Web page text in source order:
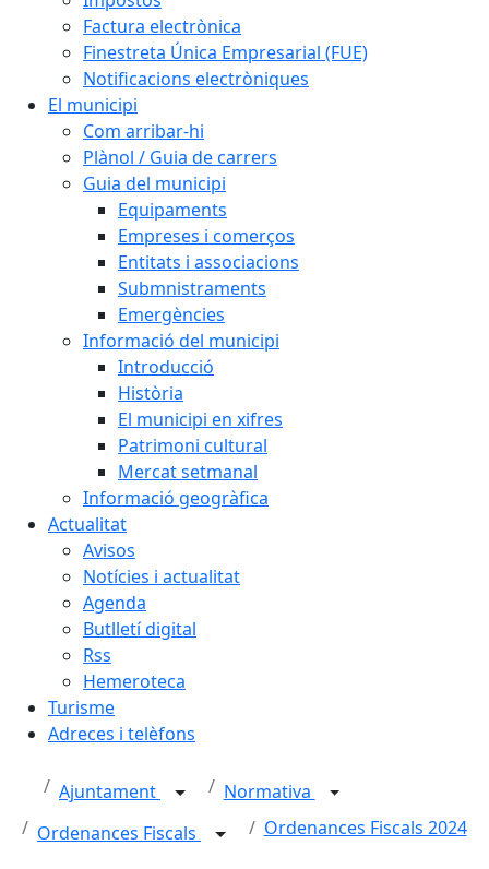
Factura electrònica
Finestreta Única Empresarial (FUE)
Notificacions electròniques
El municipi
Com arribar-hi
Plànol / Guia de carrers
Guia del municipi
Equipaments
Empreses i comerços
Entitats i associacions
Submnistraments
Emergències
Informació del municipi
Introducció
Història
El municipi en xifres
Patrimoni cultural
Mercat setmanal
Informació geogràfica
Actualitat
Avisos
Notícies i actualitat
Agenda
Butlletí digital
Rss
Hemeroteca
Turisme
Adreces i telèfons
Ajuntament
Normativa
Ordenances Fiscals
Ordenances Fiscals 2024